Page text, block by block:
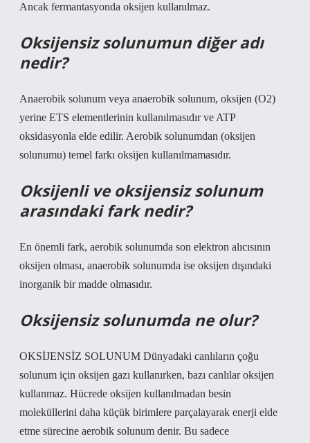
Ancak fermantasyonda oksijen kullanılmaz.
Oksijensiz solunumun diğer adı
nedir?
Anaerobik solunum veya anaerobik solunum, oksijen (O2)
yerine ETS elementlerinin kullanılmasıdır ve ATP
oksidasyonla elde edilir. Aerobik solunumdan (oksijen
solunumu) temel farkı oksijen kullanılmamasıdır.
Oksijenli ve oksijensiz solunum
arasındaki fark nedir?
En önemli fark, aerobik solunumda son elektron alıcısının
oksijen olması, anaerobik solunumda ise oksijen dışındaki
inorganik bir madde olmasıdır.
Oksijensiz solunumda ne olur?
OKSİJENSİZ SOLUNUM Dünyadaki canlıların çoğu
solunum için oksijen gazı kullanırken, bazı canlılar oksijen
kullanmaz. Hücrede oksijen kullanılmadan besin
moleküllerini daha küçük birimlere parçalayarak enerji elde
etme sürecine aerobik solunum denir. Bu sadece